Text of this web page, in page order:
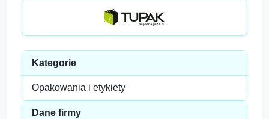
Kategorie
Opakowania i etykiety
Dane firmy